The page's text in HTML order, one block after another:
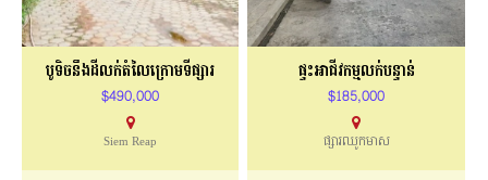
បូទិចនឹងដីលក់តំលៃក្រោមទីផ្សារ
$490,000
Siem Reap
ផ្ទះអាជីវកម្មលក់បន្ទាន់
$185,000
ផ្សារឈូកមាស